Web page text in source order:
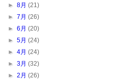
►8月 (21)
►7月 (26)
►6月 (20)
►5月 (24)
►4月 (24)
►3月 (32)
►2月 (26)